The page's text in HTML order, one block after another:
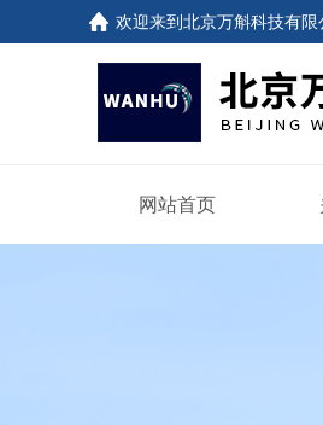
欢迎来到北京万斛科技有限
网站首页